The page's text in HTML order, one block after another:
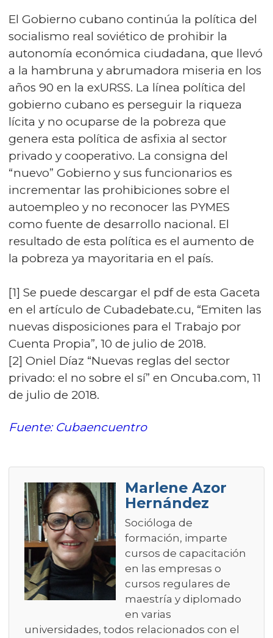
El Gobierno cubano continúa la política del
socialismo real soviético de prohibir la
autonomía económica ciudadana, que llevó
a la hambruna y abrumadora miseria en los
años 90 en la exURSS. La línea política del
gobierno cubano es perseguir la riqueza
lícita y no ocuparse de la pobreza que
genera esta política de asfixia al sector
privado y cooperativo. La consigna del
“nuevo” Gobierno y sus funcionarios es
incrementar las prohibiciones sobre el
autoempleo y no reconocer las PYMES
como fuente de desarrollo nacional. El
resultado de esta política es el aumento de
la pobreza ya mayoritaria en el país.
[1] Se puede descargar el pdf de esta Gaceta
en el artículo de Cubadebate.cu, “Emiten las
nuevas disposiciones para el Trabajo por
Cuenta Propia”, 10 de julio de 2018.
[2] Oniel Díaz “Nuevas reglas del sector
privado: el no sobre el sí” en Oncuba.com, 11
de julio de 2018.
Fuente: Cubaencuentro
Marlene Azor
Hernández
Socióloga de
formación, imparte
cursos de capacitación
en las empresas o
cursos regulares de
maestría y diplomado
en varias
universidades, todos relacionados con el